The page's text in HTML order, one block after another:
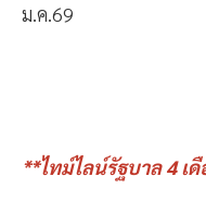
ม.ค.69
**ไทม์ไลน์รัฐบาล 4 เ